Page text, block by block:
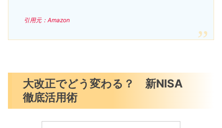
引用元：Amazon
大改正でどう変わる？ 新NISA
徹底活用術